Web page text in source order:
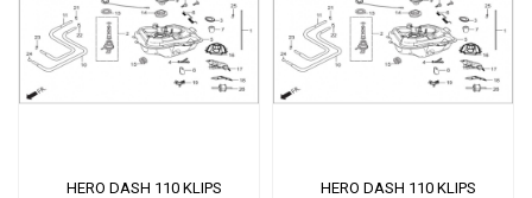
HERO DASH 110 KLIPS HERO DASH 110 KLIPS